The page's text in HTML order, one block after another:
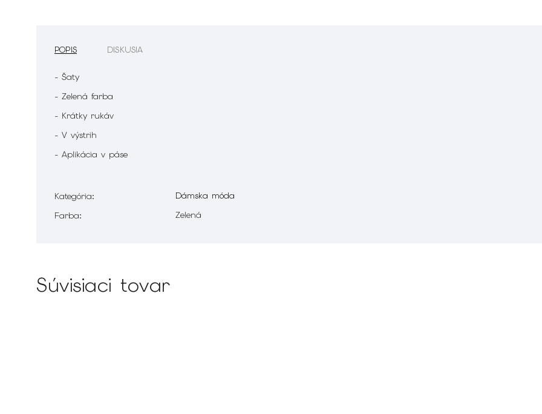
POPIS DISKUSIA
- Šaty
- Zelená farba
- Krátky rukáv
- V výstrih
- Aplikácia v páse
Kategória:
Dámska móda
Farba: Zelená
Súvisiaci tovar